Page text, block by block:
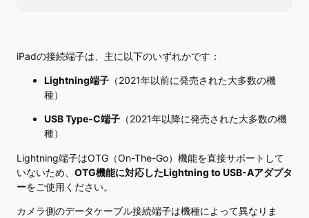
iPadの接続端子は、主に以下のいずれかです：
Lightning端子 （2021年以前に発売された大多数の機
種）
USB Type-C端子 （2021年以降に発売された大多数の機
種）
Lightning端子はOTG（On-The-Go）機能を直接サポートして
いないため、 OTG機能に対応したLightning to USB-Aアダプタ
ーをご使用ください。
カメラ側のデータケーブル接続端子は機種によって異なりま